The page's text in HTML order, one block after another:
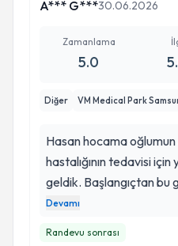
A*** G***30.06.2026
Zamanlama
5.0
Diğer VM Medical Park
Hasan hocama
hastalığının tedavisi için
geldik. Başlangıçtan bu
tavrı, samimi yaklaşımı
Devamı
Randevu sonrası